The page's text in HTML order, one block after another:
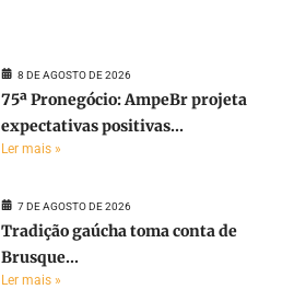
8 DE AGOSTO DE 2026
75ª Pronegócio: AmpeBr projeta
expectativas positivas...
Ler mais »
7 DE AGOSTO DE 2026
Tradição gaúcha toma conta de
Brusque...
Ler mais »